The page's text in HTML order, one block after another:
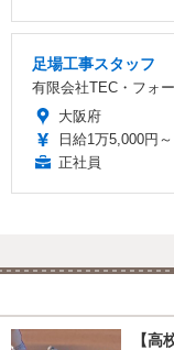
足場工事スタッフ
有限会社TEC・フォ
大阪府
日給1万5,000円～
正社員
【